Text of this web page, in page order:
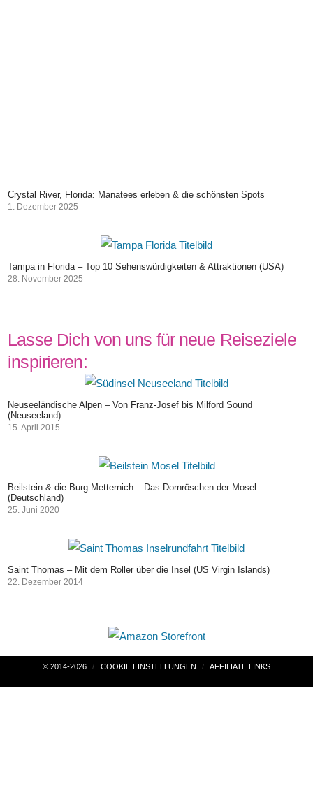
Crystal River, Florida: Manatees erleben & die schönsten Spots
1. Dezember 2025
Tampa in Florida – Top 10 Sehenswürdigkeiten & Attraktionen (USA)
28. November 2025
Lasse Dich von uns für neue Reiseziele
inspirieren:
Neuseeländische Alpen – Von Franz-Josef bis Milford Sound
(Neuseeland)
15. April 2015
Beilstein & die Burg Metternich – Das Dornröschen der Mosel
(Deutschland)
25. Juni 2020
Saint Thomas – Mit dem Roller über die Insel (US Virgin Islands)
22. Dezember 2014
Beitragsnavigation
© 2014-2026 COOKIE EINSTELLUNGEN AFFILIATE LINKS